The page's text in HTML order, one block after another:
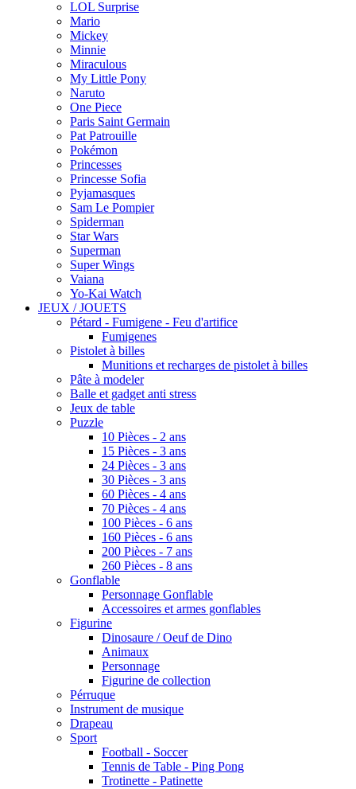
LOL Surprise
Mario
Mickey
Minnie
Miraculous
My Little Pony
Naruto
One Piece
Paris Saint Germain
Pat Patrouille
Pokémon
Princesses
Princesse Sofia
Pyjamasques
Sam Le Pompier
Spiderman
Star Wars
Superman
Super Wings
Vaiana
Yo-Kai Watch
JEUX / JOUETS
Pétard - Fumigene - Feu d'artifice
Fumigenes
Pistolet à billes
Munitions et recharges de pistolet à billes
Pâte à modeler
Balle et gadget anti stress
Jeux de table
Puzzle
10 Pièces - 2 ans
15 Pièces - 3 ans
24 Pièces - 3 ans
30 Pièces - 3 ans
60 Pièces - 4 ans
70 Pièces - 4 ans
100 Pièces - 6 ans
160 Pièces - 6 ans
200 Pièces - 7 ans
260 Pièces - 8 ans
Gonflable
Personnage Gonflable
Accessoires et armes gonflables
Figurine
Dinosaure / Oeuf de Dino
Animaux
Personnage
Figurine de collection
Pérruque
Instrument de musique
Drapeau
Sport
Football - Soccer
Tennis de Table - Ping Pong
Trotinette - Patinette